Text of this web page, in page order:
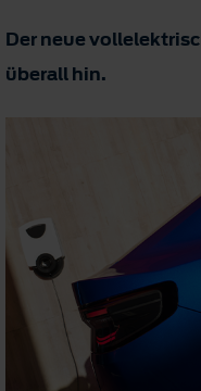
Der neue
überall hin.